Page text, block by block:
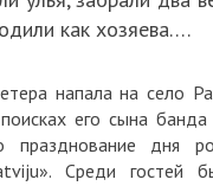
как хозяева….
напала на село
его сына
дня
Среди гостей